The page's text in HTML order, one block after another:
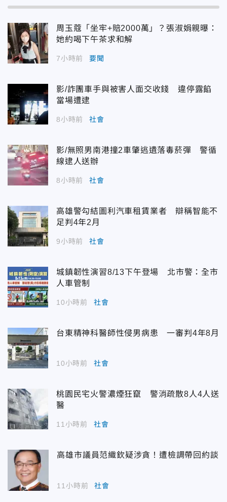
周玉蔻「坐牢+賠2000萬」？張淑娟親曝：
她約喝下午茶求和解
7小時前 要聞
影/詐團車手與被害人面交收錢 違停露餡
當場遭逮
8小時前 社會
影/無照男南港撞2車肇逃遺落毒菸彈 警循
線逮人送辦
8小時前 社會
高雄警勾結圖利汽車租賃業者 辯稱智能不
足判4年2月
9小時前 社會
城鎮韌性演習8/13下午登場 北市警：全市
人車管制
10小時前 社會
台東精神科醫師性侵男病患 一審判4年8月
10小時前 社會
桃園民宅火警濃煙狂竄 警消疏散8人4人送
醫
11小時前 社會
高雄市議員范織欽疑涉貪！遭檢調帶回約談
11小時前 社會